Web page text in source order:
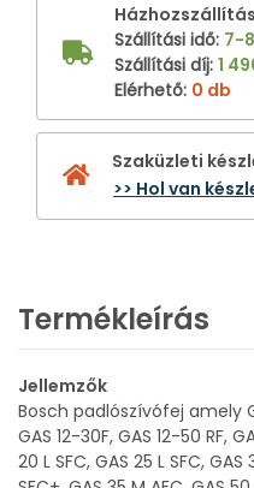
Házhozszállítás
Szállítási idő: 7-
Szállítási díj: 1
Elérhető: 0 db
Szaküzleti
>> Hol van
Termékleírás
Jellemzők
Bosch padlószívófej amely
GAS 12-30F, GAS 12-50 RF,
20 L SFC, GAS 25 L SFC, GAS